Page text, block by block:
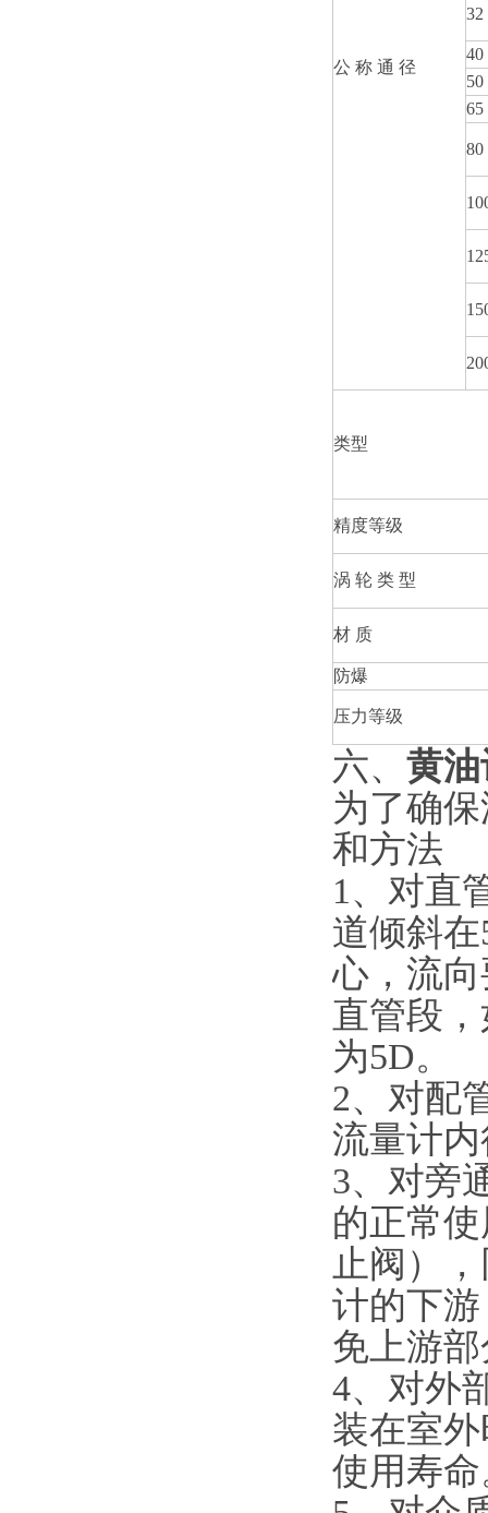
公 称 通 径
32
40
50
65
80
类型
精度等级
涡 轮 类 型
材 质
防爆
压力等级
六、 黄
为了确
和方法
1 、对直
道倾斜
心，流
直管段
为5D。
2、对配
流量计
3、对旁
的正常
止阀）
计的下
免上游
4、对外
装在室
使用寿